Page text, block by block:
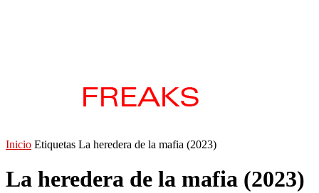
Inicio Etiquetas La heredera de la mafia (2023)
La heredera de la mafia (2023)